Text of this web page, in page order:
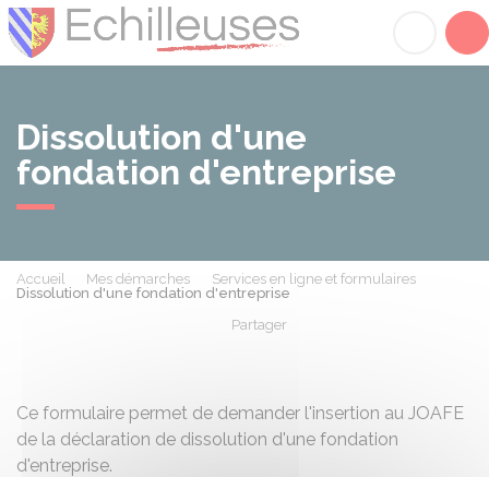
Dissolution d'une
fondation d'entreprise
Accueil Mes démarches
Services en ligne et formulaires
Dissolution d'une fondation d'entreprise
Partager
Ce formulaire permet de demander l'insertion au JOAFE
de la déclaration de dissolution d'une fondation
d'entreprise.